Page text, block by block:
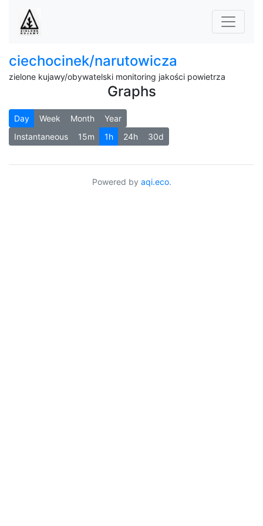
ciechocinek/narutowicza
zielone kujawy/obywatelski monitoring jakości powietrza
Graphs
Day Week Month
Year
Instantaneous
15m 1h 24h 30d
Powered by aqi.eco.